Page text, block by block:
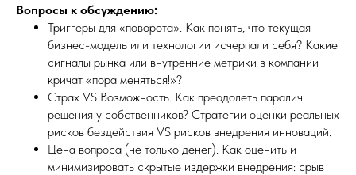
Вопросы к обсуждению:
Триггеры для «поворота». Как понять, что текущая
бизнес-модель или технологии исчерпали себя? Какие
сигналы рынка или внутренние метрики в компании
кричат «пора меняться!»?
Страх VS Возможность. Как преодолеть паралич
решения у собственников? Стратегии оценки реальных
рисков бездействия VS рисков внедрения инноваций.
Цена вопроса (не только денег). Как оценить и
минимизировать скрытые издержки внедрения: срыв